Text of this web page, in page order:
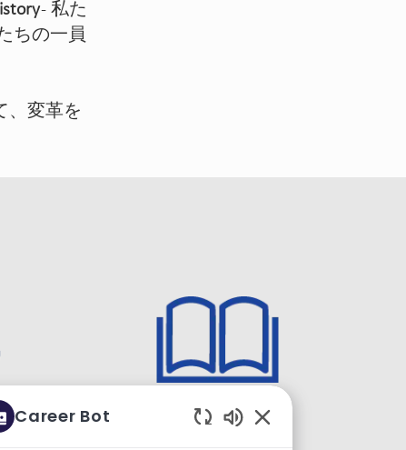
- 私た
ちの一員
、変革を
サポー
個人の成長
Career Bot